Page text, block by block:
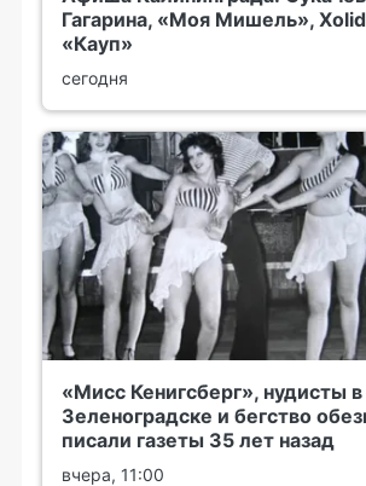
Гагарина, «Моя Мишель»,
«Кауп»
сегодня
«Мисс Кенигсберг», нудисты в
Зеленоградске и бегство
писали газеты 35 лет назад
вчера, 11:00